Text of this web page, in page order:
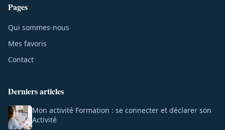
Pages
Qui sommes-nous
Mes favoris
Contact
Derniers articles
Mon activité Formation : se connecter et déclarer son
Activité